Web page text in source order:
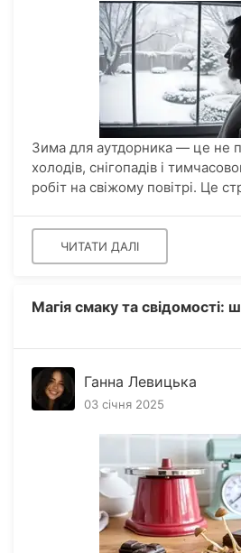
Зима для аутдорника — це не
холодів, снігопадів і
робіт на свіжому повітрі. Це
ЧИТАТИ ДАЛІ
Магія смаку та свідомості:
Ганна Левицька
03 січня 2025